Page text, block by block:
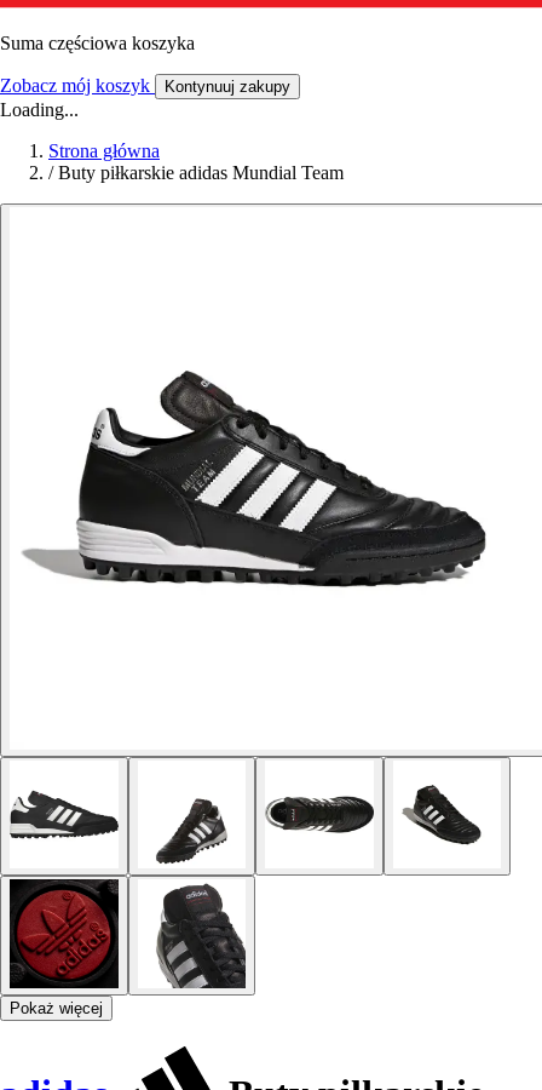
Suma częściowa koszyka
Zobacz mój koszyk Kontynuuj zakupy
Loading...
Strona główna
/ Buty piłkarskie adidas Mundial Team
Pokaż więcej